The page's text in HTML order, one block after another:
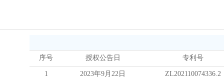
序号 授权公告日 专利号
1 2023年9月22日 ZL202110074336.2